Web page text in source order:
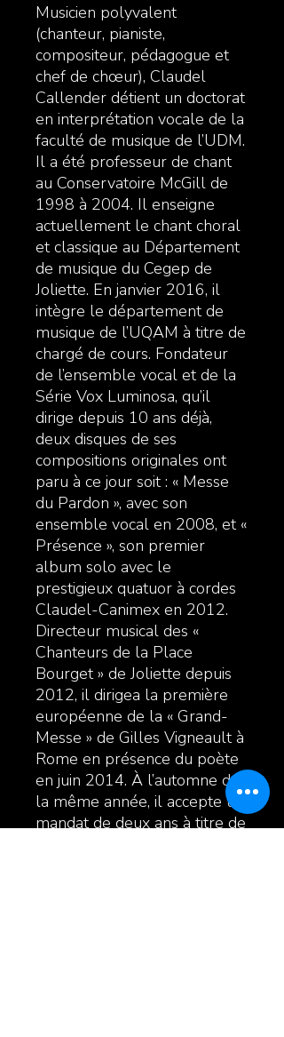
Musicien polyvalent
(chanteur, pianiste,
compositeur, pédagogue et
chef de chœur), Claudel
Callender détient un doctorat
en interprétation vocale de la
faculté de musique de l’UDM.
Il a été professeur de chant
au Conservatoire McGill de
1998 à 2004. Il enseigne
actuellement le chant choral
et classique au Département
de musique du Cegep de
Joliette. En janvier 2016, il
intègre le département de
musique de l’UQAM à titre de
chargé de cours. Fondateur
de l’ensemble vocal et de la
Série Vox Luminosa, qu’il
dirige depuis 10 ans déjà,
deux disques de ses
compositions originales ont
paru à ce jour soit : « Messe
du Pardon », avec son
ensemble vocal en 2008, et «
Présence », son premier
album solo avec le
prestigieux quatuor à cordes
Claudel-Canimex en 2012.
Directeur musical des «
Chanteurs de la Place
Bourget » de Joliette depuis
2012, il dirigea la première
européenne de la « Grand-
Messe » de Gilles Vigneault à
Rome en présence du poète
en juin 2014. À l’automne de
la même année, il accepte un
mandat de deux ans à titre de